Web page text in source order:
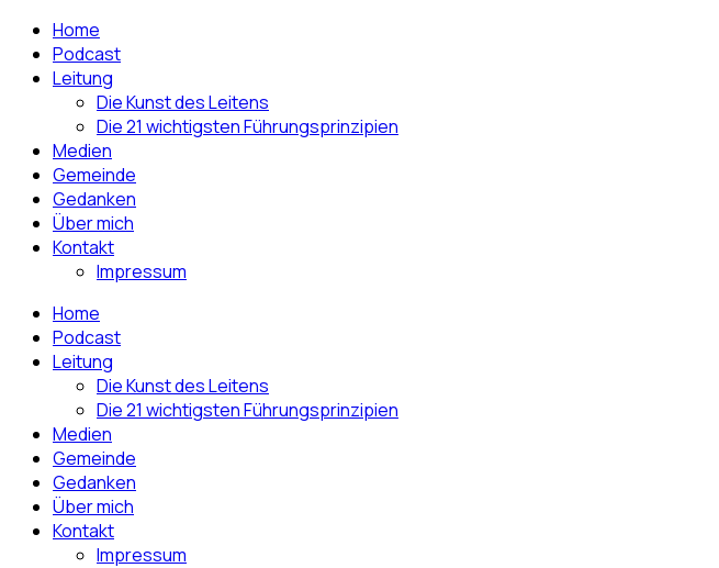
Home
Podcast
Leitung
Die Kunst des Leitens
Die 21 wichtigsten Führungsprinzipien
Medien
Gemeinde
Gedanken
Über mich
Kontakt
Impressum
Home
Podcast
Leitung
Die Kunst des Leitens
Die 21 wichtigsten Führungsprinzipien
Medien
Gemeinde
Gedanken
Über mich
Kontakt
Impressum